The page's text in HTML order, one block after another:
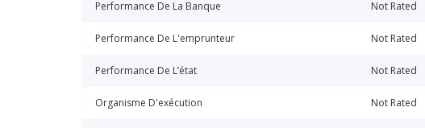
Performance De La Banque Not Rated
Performance De L'emprunteur Not Rated
Performance De L’état Not Rated
Organisme D'exécution Not Rated